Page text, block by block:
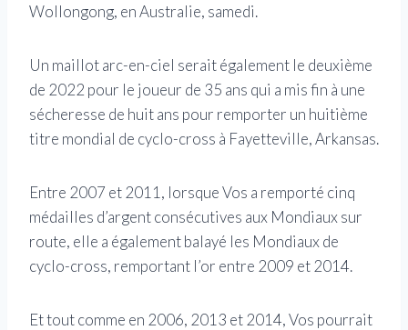
Wollongong, en Australie, samedi.
Un maillot arc-en-ciel serait également le deuxième
de 2022 pour le joueur de 35 ans qui a mis fin à une
sécheresse de huit ans pour remporter un huitième
titre mondial de cyclo-cross à Fayetteville, Arkansas.
Entre 2007 et 2011, lorsque Vos a remporté cinq
médailles d’argent consécutives aux Mondiaux sur
route, elle a également balayé les Mondiaux de
cyclo-cross, remportant l’or entre 2009 et 2014.
Et tout comme en 2006, 2013 et 2014, Vos pourrait